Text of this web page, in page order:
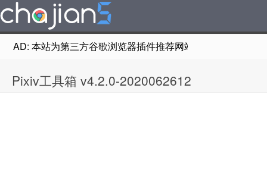
AD: 本站为第三方谷歌浏览器插件推荐网站，非Google
Pixiv工具箱 v4.2.0-2020062612